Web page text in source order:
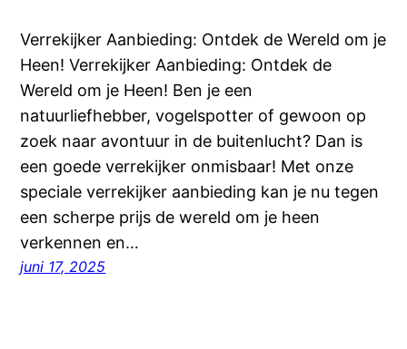
Verrekijker Aanbieding: Ontdek de Wereld om je
Heen! Verrekijker Aanbieding: Ontdek de
Wereld om je Heen! Ben je een
natuurliefhebber, vogelspotter of gewoon op
zoek naar avontuur in de buitenlucht? Dan is
een goede verrekijker onmisbaar! Met onze
speciale verrekijker aanbieding kan je nu tegen
een scherpe prijs de wereld om je heen
verkennen en…
juni 17, 2025